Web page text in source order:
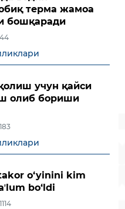
терма жамоа
бошқаради
учун қайси
олиб бориши
1114
o‘yinini kim
bo‘ldi